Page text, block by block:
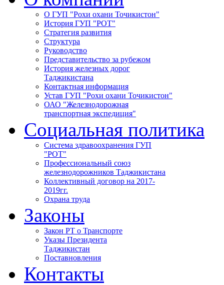
О ГУП "Рохи охани Точикистон"
История ГУП "РОТ"
Стратегия развития
Структура
Руководство
Представительство за рубежом
История железных дорог
Таджикистана
Контактная информация
Устав ГУП "Рохи охани Точикистон"
ОАО "Железнодорожная
транспортная экспедиция"
Социальная политика
Система здравоохранения ГУП
"РОТ"
Профессиональный союз
железнодорожников Таджикистана
Коллективный договор на 2017-
2019гг.
Охрана труда
Законы
Закон РТ о Транспорте
Указы Президента
Таджикистан
Поставновления
Контакты